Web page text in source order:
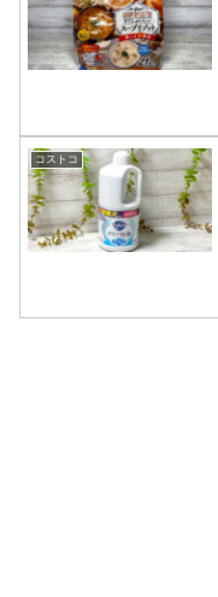
コストコ